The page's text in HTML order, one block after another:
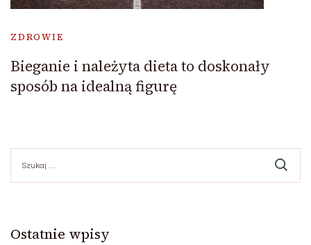
ZDROWIE
Bieganie i należyta dieta to doskonały
sposób na idealną figurę
Ostatnie wpisy